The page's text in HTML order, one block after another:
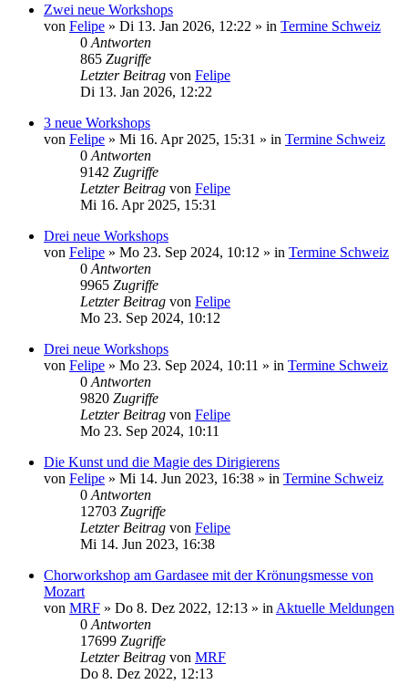
Zwei neue Workshops
von Felipe » Di 13. Jan 2026, 12:22 » in Termine Schweiz
0 Antworten
865 Zugriffe
Letzter Beitrag von Felipe
Di 13. Jan 2026, 12:22
3 neue Workshops
von Felipe » Mi 16. Apr 2025, 15:31 » in Termine Schweiz
0 Antworten
9142 Zugriffe
Letzter Beitrag von Felipe
Mi 16. Apr 2025, 15:31
Drei neue Workshops
von Felipe » Mo 23. Sep 2024, 10:12 » in Termine Schweiz
0 Antworten
9965 Zugriffe
Letzter Beitrag von Felipe
Mo 23. Sep 2024, 10:12
Drei neue Workshops
von Felipe » Mo 23. Sep 2024, 10:11 » in Termine Schweiz
0 Antworten
9820 Zugriffe
Letzter Beitrag von Felipe
Mo 23. Sep 2024, 10:11
Die Kunst und die Magie des Dirigierens
von Felipe » Mi 14. Jun 2023, 16:38 » in Termine Schweiz
0 Antworten
12703 Zugriffe
Letzter Beitrag von Felipe
Mi 14. Jun 2023, 16:38
Chorworkshop am Gardasee mit der Krönungsmesse von
Mozart
von MRF » Do 8. Dez 2022, 12:13 » in Aktuelle Meldungen
0 Antworten
17699 Zugriffe
Letzter Beitrag von MRF
Do 8. Dez 2022, 12:13